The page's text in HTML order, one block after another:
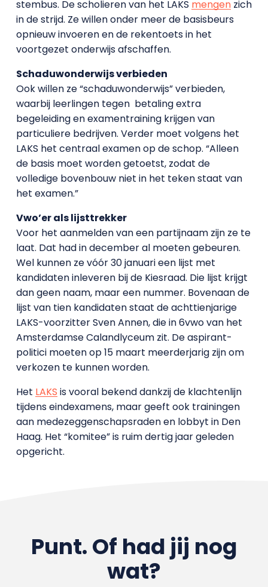
stembus. De scholieren van het LAKS mengenzich
in de strijd. Ze willen onder meer de basisbeurs
opnieuw invoeren en de rekentoets in het
voortgezet onderwijs afschaffen.
Schaduwonderwijs verbieden
Ook willen ze “schaduwonderwijs” verbieden,
waarbij leerlingen tegen betaling extra
begeleiding en examentraining krijgen van
particuliere bedrijven. Verder moet volgens het
LAKS het centraal examen op de schop. “Alleen
de basis moet worden getoetst, zodat de
volledige bovenbouw niet in het teken staat van
het examen.”
Vwo’er als lijsttrekker
Voor het aanmelden van een partijnaam zijn ze te
laat. Dat had in december al moeten gebeuren.
Wel kunnen ze vóór 30 januari een lijst met
kandidaten inleveren bij de Kiesraad. Die lijst krijgt
dan geen naam, maar een nummer. Bovenaan de
lijst van tien kandidaten staat de achttienjarige
LAKS-voorzitter Sven Annen, die in 6vwo van het
Amsterdamse Calandlyceum zit. De aspirant-
politici moeten op 15 maart meerderjarig zijn om
verkozen te kunnen worden.
Het LAKS is vooral bekend dankzij de klachtenlijn
tijdens eindexamens, maar geeft ook trainingen
aan medezeggenschapsraden en lobbyt in Den
Haag. Het “komitee” is ruim dertig jaar geleden
opgericht.
Punt. Of had jij nog
wat?